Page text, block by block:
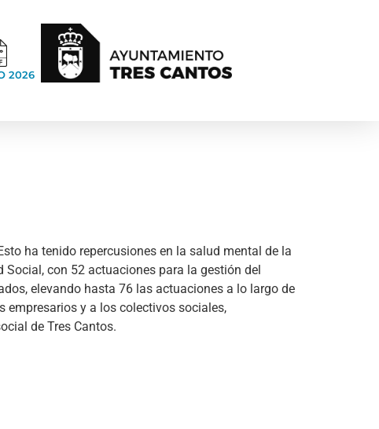
2026
ha tenido repercusiones en la salud mental de la
Social, con 52 actuaciones para la gestión del
elevando hasta 76 las actuaciones a lo largo de
empresarios y a los colectivos sociales,
de Tres Cantos.